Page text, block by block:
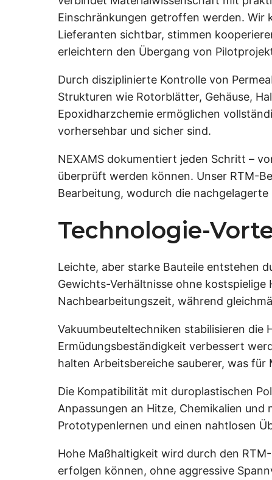
Einschränkungen getroffen werden.
Lieferanten sichtbar, stimmen
erleichtern den Übergang von
Durch disziplinierte Kontrolle von
Strukturen wie Rotorblätter, Gehäuse,
Epoxidharzchemie ermöglichen
vorhersehbar und sicher sind.
NEXAMS dokumentiert jeden Schritt –
überprüft werden können. Unser RTM-
Bearbeitung, wodurch die
Technologie-
Leichte, aber starke Bauteile entstehen
Gewichts-Verhältnisse ohne
Nachbearbeitungszeit, während
Vakuumbeuteltechniken stabilisieren
Ermüdungsbeständigkeit verbessert
halten Arbeitsbereiche sauberer, was
Die Kompatibilität mit duroplastischen
Anpassungen an Hitze, Chemikalien
Prototypenlernen und einen nahtlosen
Hohe Maßhaltigkeit wird durch den
erfolgen können, ohne aggressive